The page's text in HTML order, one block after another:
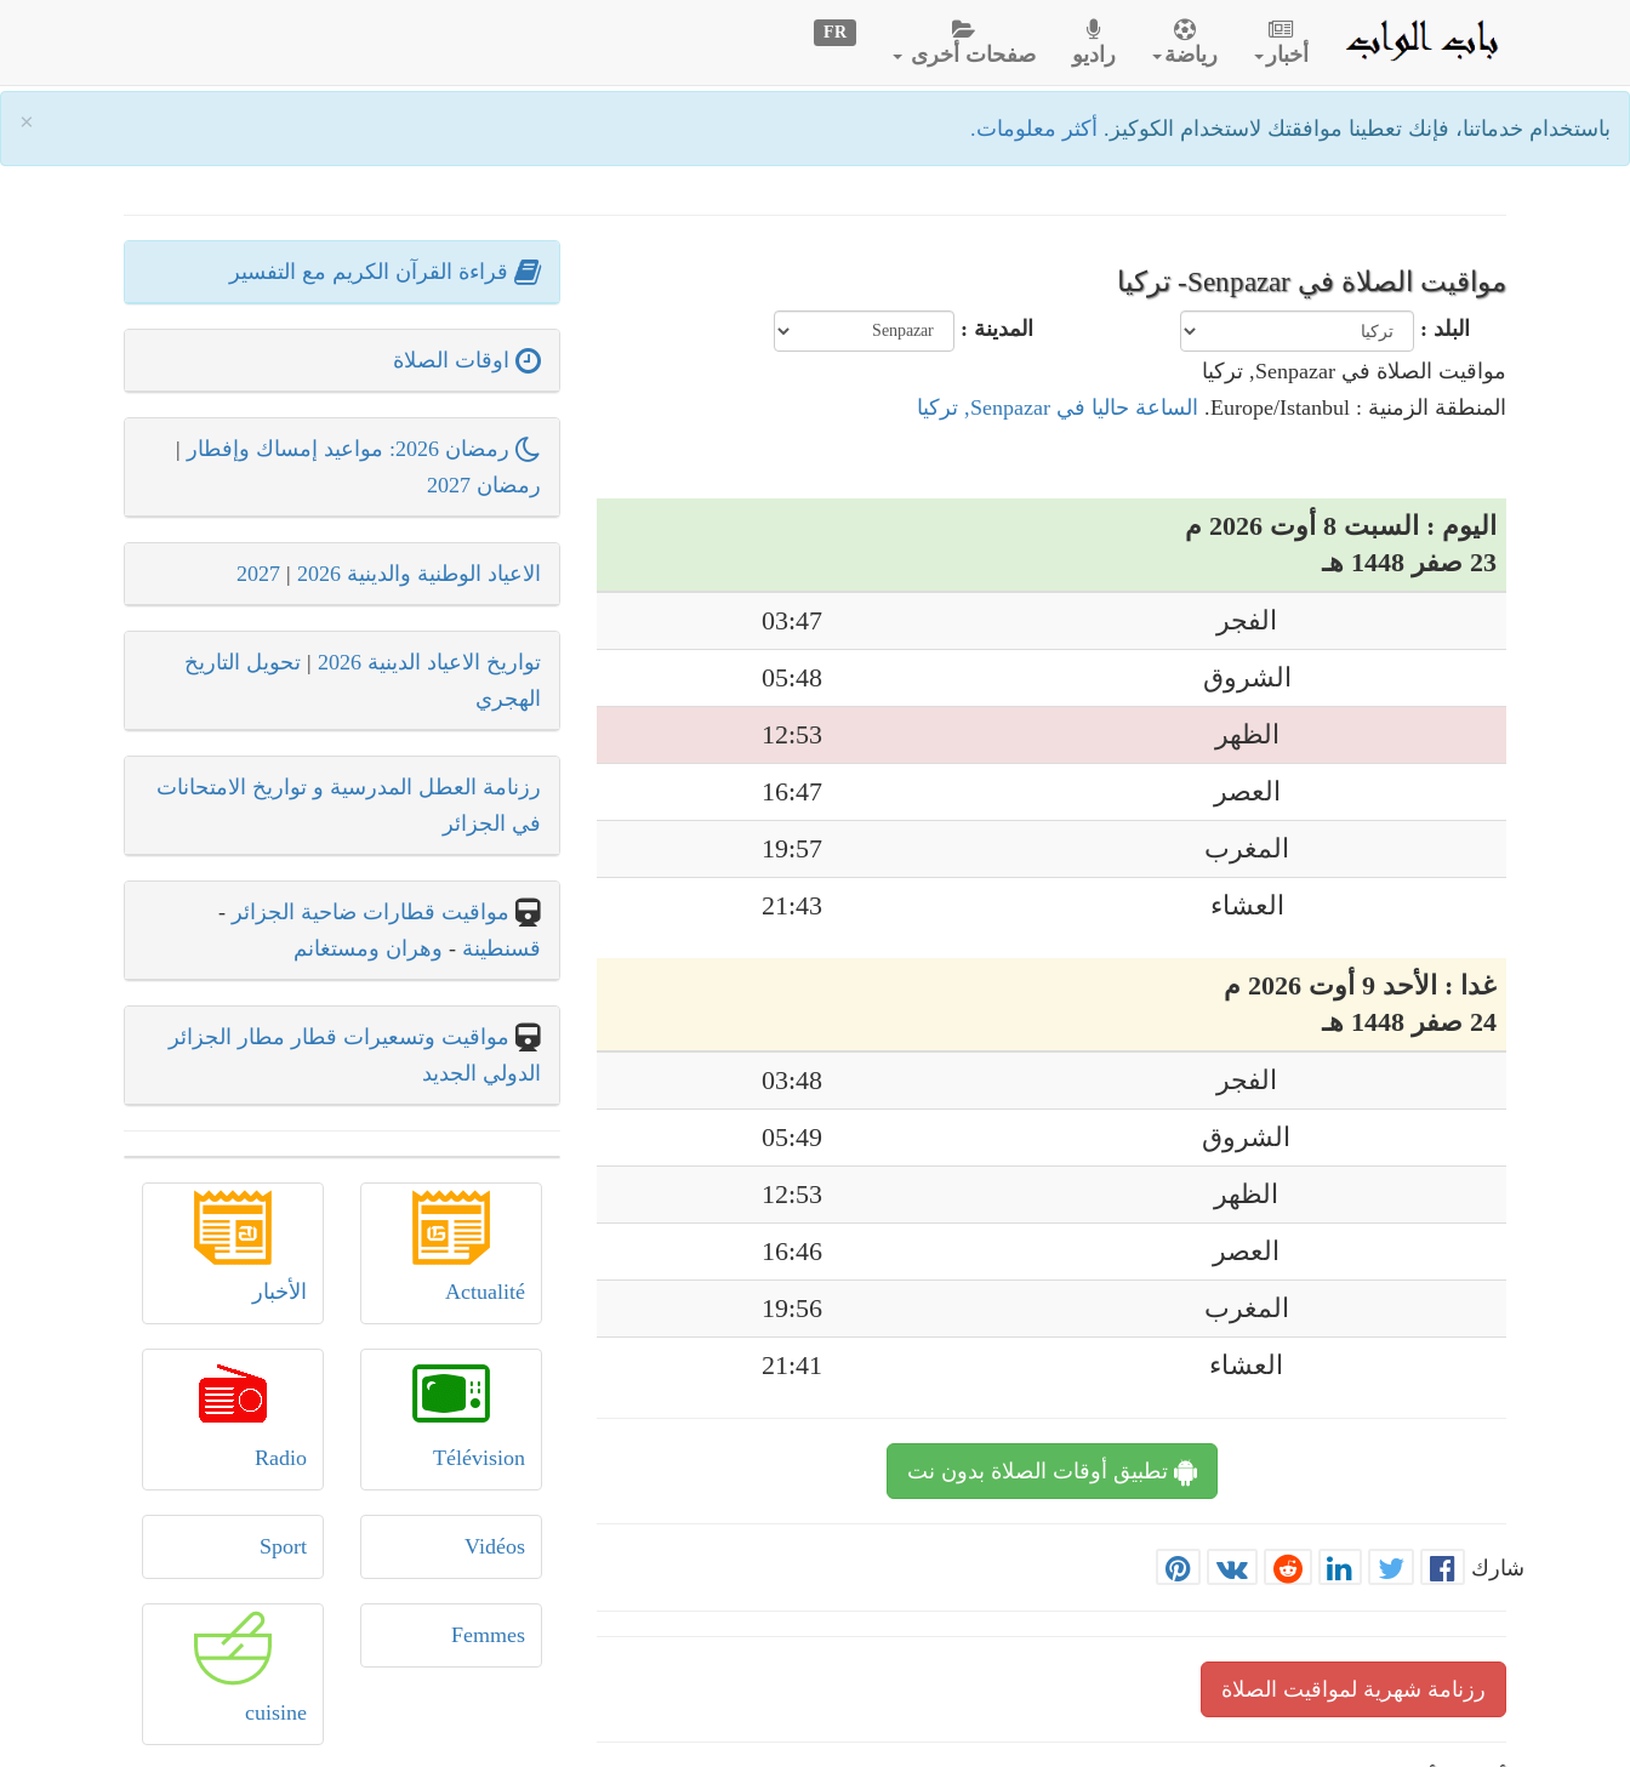
× باستخدام خدماتنا، فإنك تعطينا موافقتك لاستخدام الكوكيز. أكثر معلومات.
أخبار رياضة راديو صفحات أخرى
FR
مواقيت الصلاة في Senpazar- تركيا
البلد :
المدينة :
مواقيت الصلاة في Senpazar, تركيا
المنطقة الزمنية : Europe/Istanbul.
الساعة حاليا في Senpazar, تركيا
اليوم : السبت 8 أوت 2026 م
23 صفر 1448 هـ
الفجر
03:47
الشروق
05:48
الظهر
12:53
العصر
16:47
المغرب
19:57
العشاء
21:43
غدا : الأحد 9 أوت 2026 م
24 صفر 1448 هـ
الفجر
03:48
الشروق
05:49
الظهر
12:53
العصر
16:46
المغرب
19:56
العشاء
21:41
تطبيق أوقات الصلاة بدون نت
شارك
رزنامة شهرية لمواقيت الصلاة
قراءة القرآن الكريم مع التفسير
اوقات الصلاة
رمضان 2026: مواعيد إمساك وإفطار
|
رمضان 2027
الاعياد الوطنية والدينية 2026 |
2027
تواريخ الاعياد الدينية 2026 | تحويل التاريخ
الهجري
رزنامة العطل المدرسية و تواريخ الامتحانات
في الجزائر
مواقيت قطارات ضاحية الجزائر -
قسنطينة - وهران ومستغانم
مواقيت وتسعيرات قطار مطار الجزائر
الدولي الجديد
Actualité الأخبار
Télévision
Radio
Vidéos
Sport
Femmes
cuisine